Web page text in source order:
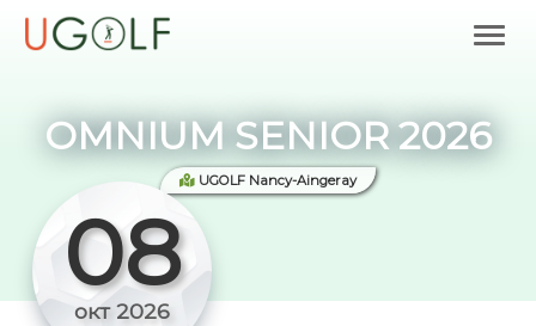
OMNIUM SENIOR 2026
UGOLF Nancy-Aingeray
08
окт 2026